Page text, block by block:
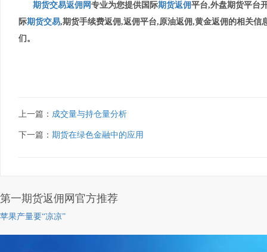
期货交易返佣网专业为您提供国际期货返佣平台,外盘期货平台
际期货交易,期货手续费返佣,返佣平台,原油返佣,黄金返佣的相关信
们。
上一篇： 成交量与持仓量分析
下一篇： 期货在绿色金融中的应用
第一期货返佣网官方推荐
苹果产量要“凉凉”